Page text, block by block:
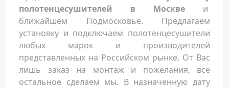
полотенцесушителей в Москве и
ближайшем Подмосковье. Предлагаем
установку и подключаем полотенцесушители
любых марок и производителей
представленных на Российском рынке. От Вас
лишь заказ на монтаж и пожелания, все
остальное сделаем мы. В назначенную дату